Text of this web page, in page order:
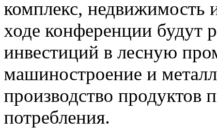
комплекс, недвижимость
ходе конференции будут
инвестиций в лесную
машиностроение и
производство продуктов
потребления.